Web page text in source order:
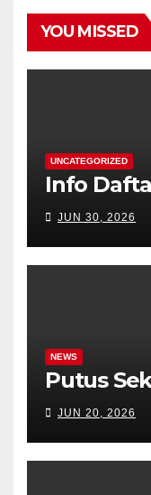
YOU MISSED
UNCATEGORIZED
Info
JUN 30, 2026
NEWS
Putus
JUN 20, 2026